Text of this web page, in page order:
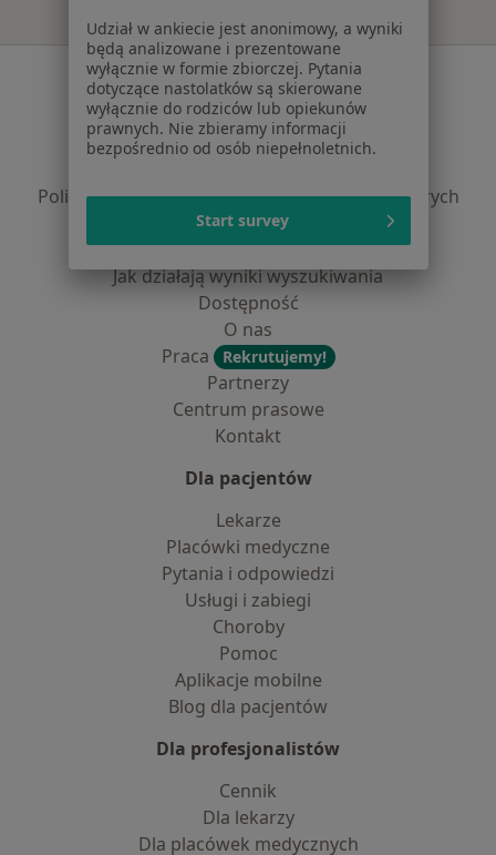
Serwis
Regulamin
Polityka prywatności pacjentów
Polityka prywatności dla profesjonalistów, których
dane pozyskaliśmy samodzielnie
Polityka cookies
Jak działają wyniki wyszukiwania
Dostępność
O nas
Praca
Rekrutujemy!
Partnerzy
Centrum prasowe
Kontakt
Dla pacjentów
Lekarze
Placówki medyczne
Pytania i odpowiedzi
Usługi i zabiegi
Choroby
Pomoc
Aplikacje mobilne
Blog dla pacjentów
Dla profesjonalistów
Cennik
Dla lekarzy
Dla placówek medycznych
Udział w ankiecie jest anonimowy, a wyniki
będą analizowane i prezentowane
wyłącznie w formie zbiorczej. Pytania
dotyczące nastolatków są skierowane
wyłącznie do rodziców lub opiekunów
prawnych. Nie zbieramy informacji
bezpośrednio od osób niepełnoletnich.
Start survey